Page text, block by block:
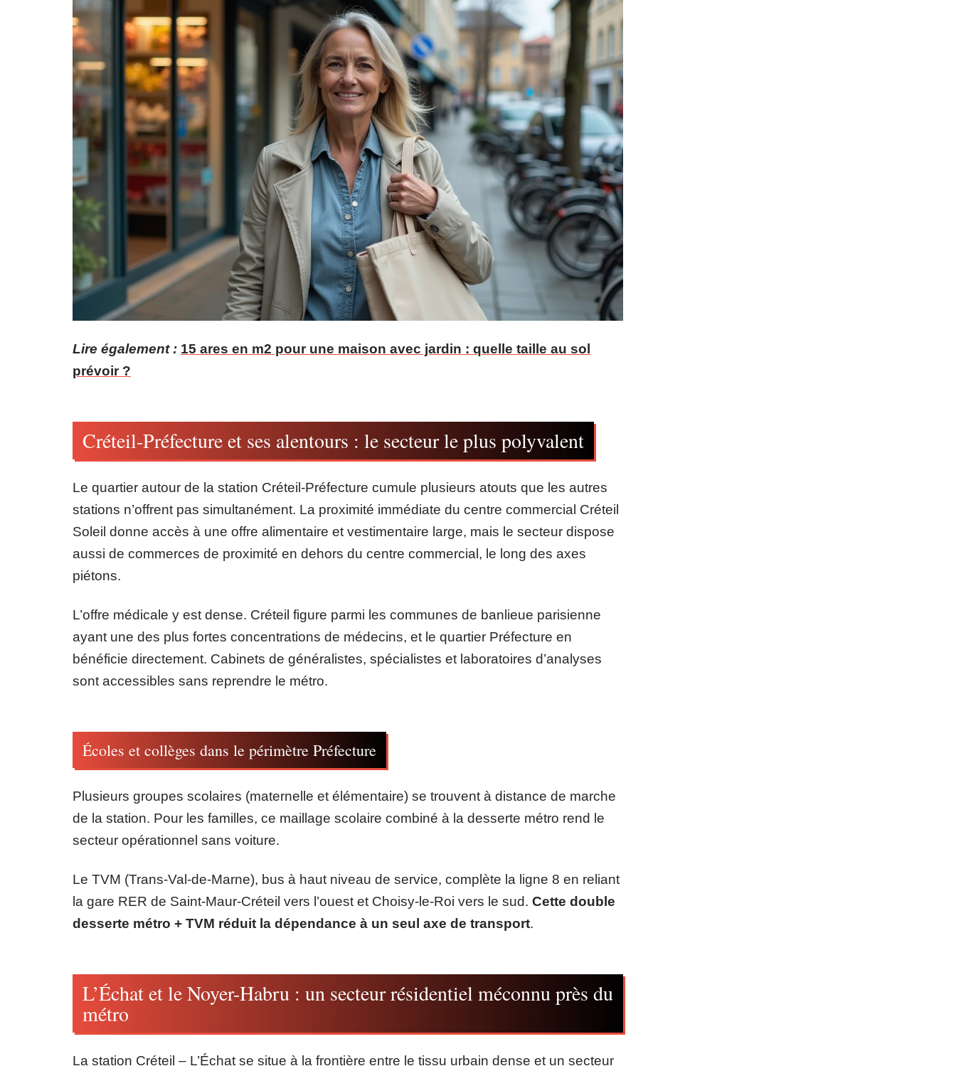
Lire également : 15 ares en m2 pour une maison avec jardin : quelle taille au sol
prévoir ?
Créteil-Préfecture et ses alentours : le secteur le plus polyvalent
Le quartier autour de la station Créteil-Préfecture cumule plusieurs atouts que les autres
stations n’offrent pas simultanément. La proximité immédiate du centre commercial Créteil
Soleil donne accès à une offre alimentaire et vestimentaire large, mais le secteur dispose
aussi de commerces de proximité en dehors du centre commercial, le long des axes
piétons.
L’offre médicale y est dense. Créteil figure parmi les communes de banlieue parisienne
ayant une des plus fortes concentrations de médecins, et le quartier Préfecture en
bénéficie directement. Cabinets de généralistes, spécialistes et laboratoires d’analyses
sont accessibles sans reprendre le métro.
Écoles et collèges dans le périmètre Préfecture
Plusieurs groupes scolaires (maternelle et élémentaire) se trouvent à distance de marche
de la station. Pour les familles, ce maillage scolaire combiné à la desserte métro rend le
secteur opérationnel sans voiture.
Le TVM (Trans-Val-de-Marne), bus à haut niveau de service, complète la ligne 8 en reliant
la gare RER de Saint-Maur-Créteil vers l’ouest et Choisy-le-Roi vers le sud. Cette double
desserte métro + TVM réduit la dépendance à un seul axe de transport.
L’Échat et le Noyer-Habru : un secteur résidentiel méconnu près du
métro
La station Créteil – L’Échat se situe à la frontière entre le tissu urbain dense et un secteur